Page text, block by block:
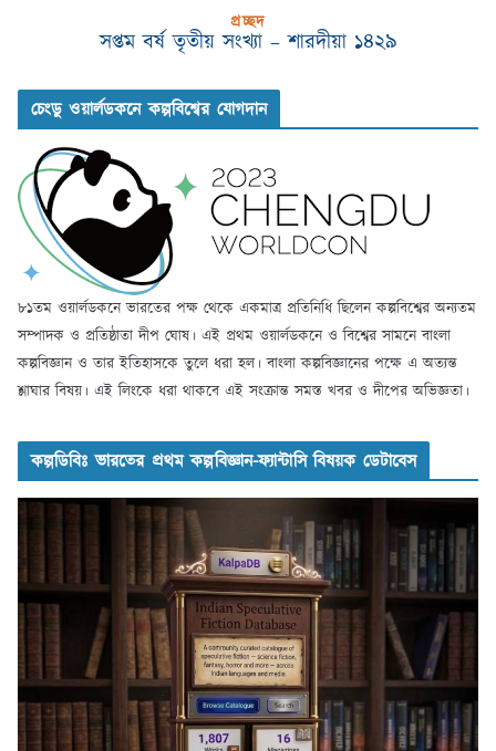
প্রচ্ছদ
সপ্তম বর্ষ তৃতীয় সংখ্যা – শারদীয়া ১৪২৯
চেংডু ওয়ার্লডকনে কল্পবিশ্বের যোগদান
৮১তম ওয়ার্লডকনে ভারতের পক্ষ থেকে একমাত্র প্রতিনিধি ছিলেন কল্পবিশ্বের অন্যতম
সম্পাদক ও প্রতিষ্ঠাতা দীপ ঘোষ। এই প্রথম ওয়ার্লডকনে ও বিশ্বের সামনে বাংলা
কল্পবিজ্ঞান ও তার ইতিহাসকে তুলে ধরা হল। বাংলা কল্পবিজ্ঞানের পক্ষে এ অত্যন্ত
শ্লাঘার বিষয়। এই লিংকে ধরা থাকবে এই সংক্রান্ত সমস্ত খবর ও দীপের অভিজ্ঞতা।
কল্পডিবিঃ ভারতের প্রথম কল্পবিজ্ঞান-ফ্যান্টাসি বিষয়ক ডেটাবেস